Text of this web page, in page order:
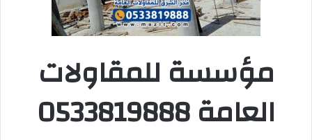
مؤسسة للمقاولات
العامة 0533819888